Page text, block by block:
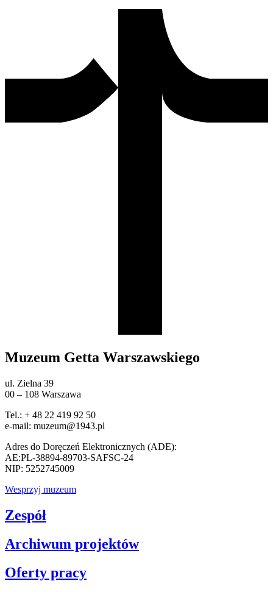
Muzeum Getta Warszawskiego
ul. Zielna 39
00 – 108 Warszawa
Tel.: + 48 22 419 92 50
e-mail: muzeum@1943.pl
Adres do Doręczeń Elektronicznych (ADE):
AE:PL-38894-89703-SAFSC-24
NIP: 5252745009
Wesprzyj muzeum
Zespół
Archiwum projektów
Oferty pracy